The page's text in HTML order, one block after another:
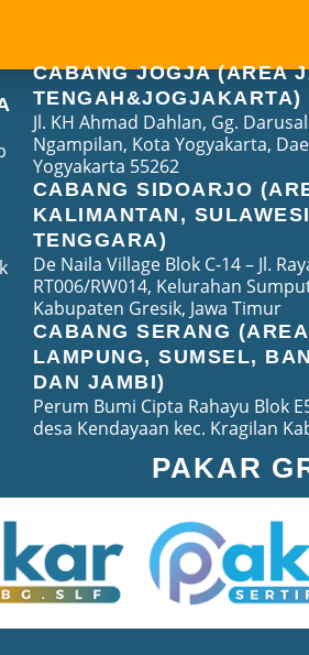
CABANG JOGJA (AREA
TENGAH&JOGJAKARTA)
Jl. KH Ahmad Dahlan, Gg.
Ngampilan, Kota Yogyakarta,
Yogyakarta 55262
CABANG SIDOARJO
KALIMANTAN,
TENGGARA)
De Naila Village Blok C-14 – Jl.
RT006/RW014, Kelurahan
Kabupaten Gresik, Jawa Timur
CABANG SERANG
LAMPUNG, SUMSEL,
DAN JAMBI)
Perum Bumi Cipta Rahayu Blok
desa Kendayaan kec. Kragilan
PAKAR